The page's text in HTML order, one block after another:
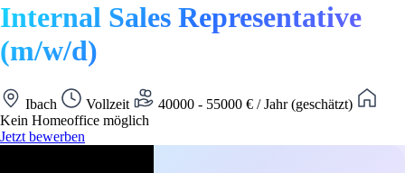
Internal Sales Representative
(m/w/d)
Ibach Vollzeit
40000 - 55000 € / Jahr (geschätzt)
Kein Homeoffice möglich
Jetzt bewerben